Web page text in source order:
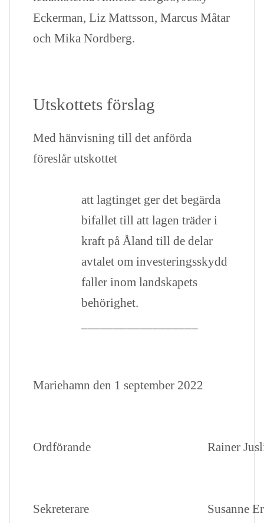
Eckerman, Liz Mattsson, Marcus Måtar
och Mika Nordberg.
Utskottets förslag
Med hänvisning till det anförda
föreslår utskottet
att lagtinget ger det begärda
bifallet till att lagen träder i
kraft på Åland till de delar
avtalet om investeringsskydd
faller inom landskapets
behörighet.
Mariehamn den 1 september 2022
Ordförande Rainer
Sekreterare Susanne